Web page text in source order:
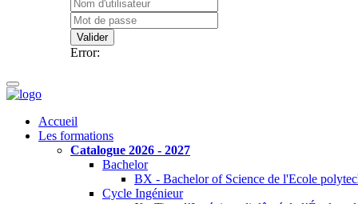
Valider
Error:
Accueil
Les formations
Catalogue 2026 - 2027
Bachelor
BX - Bachelor of Science de l'Ecole
Cycle Ingénieur